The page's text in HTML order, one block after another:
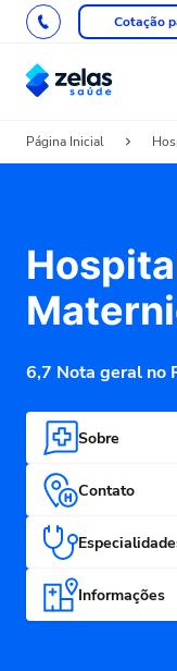
Cotação
Página Inicial
6,7 Nota geral no
Sobre
Contato
Informações